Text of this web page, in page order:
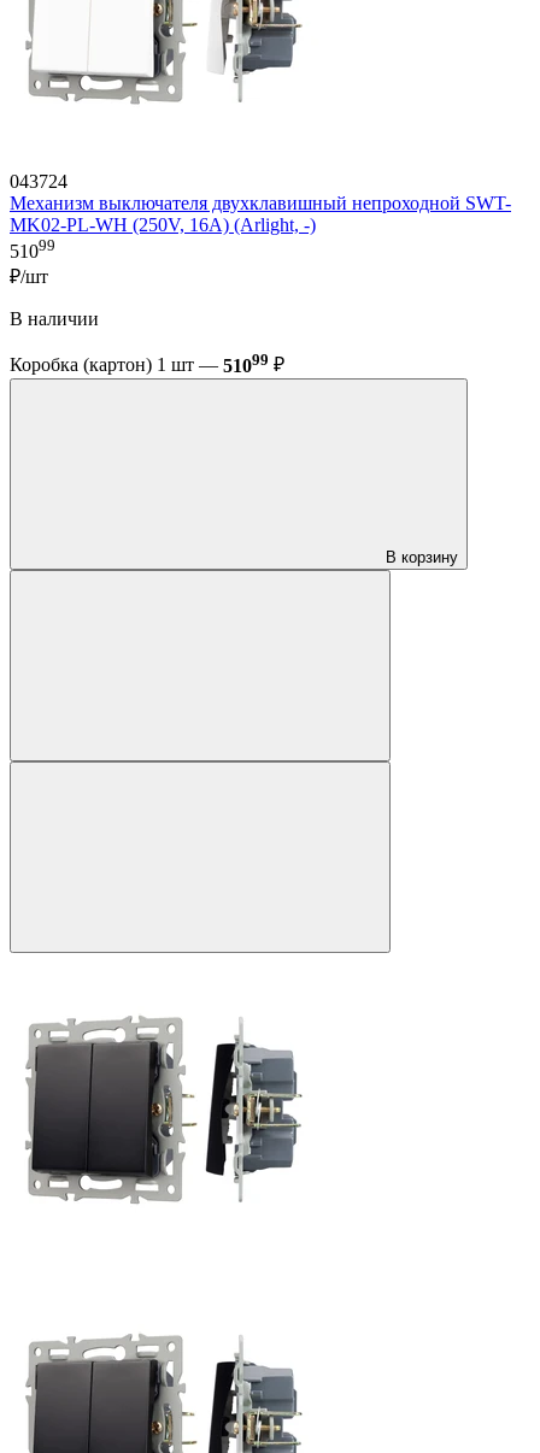
043724
Механизм выключателя двухклавишный непроходной SWT-
MK02-PL-WH (250V, 16A) (Arlight, -)
51099
₽/шт
В наличии
Коробка (картон) 1 шт — 51099 ₽
В корзину